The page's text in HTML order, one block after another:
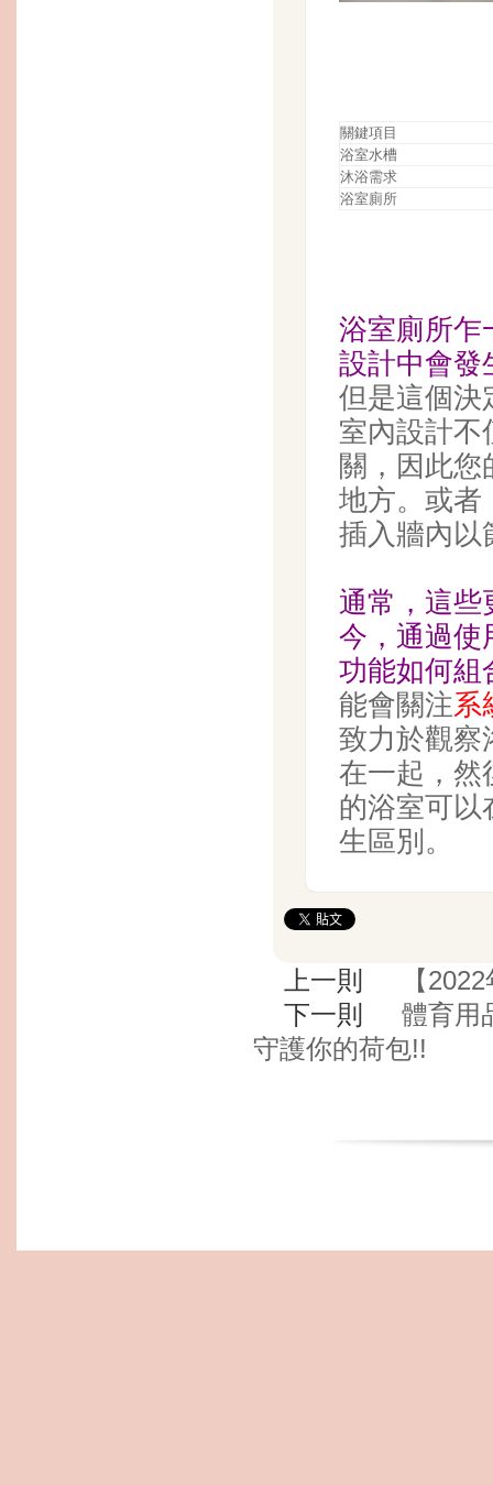
關鍵項目
浴室水槽
沐浴需求
浴室廁所
浴室廁所乍
設計中會發
但是這個決
室內設計不
關，因此您
地方。或者
插入牆內以
通常，這些
今，通過使
功能如何組
能會關注系
致力於觀察
在一起，然
的浴室可以
生區別。
上一則
【
下一則
體育用
守護你的荷包!!